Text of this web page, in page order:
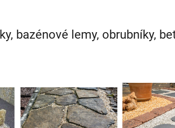
bazénové lemy, obrubníky,